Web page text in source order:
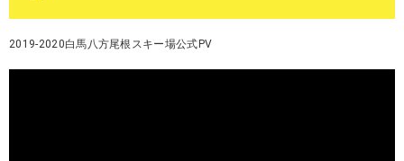
2019-2020白馬八方尾根スキー場公式PV